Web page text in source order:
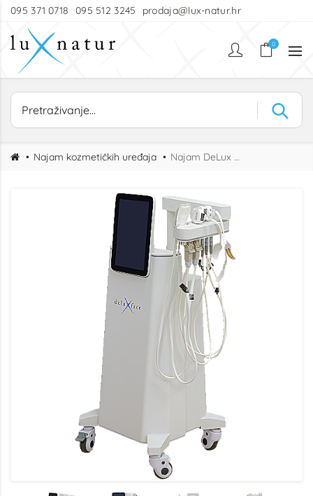
095 371 0718 095 512 3245 prodaja@lux-natur.hr
0
Najam kozmetičkih uređaja Najam DeLux Face L